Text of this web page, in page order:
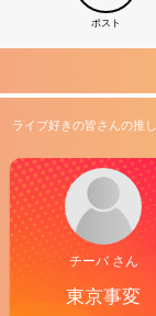
ポスト
ライブ好きの皆さんの推
チーバ さん
東京事変